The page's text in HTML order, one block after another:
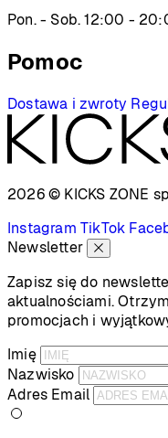
Pon. - Sob. 12:00 -
Pomoc
Dostawa i zwroty
2026 © KICKS ZONE
Instagram TikTok
Newsletter
Zapisz się do
aktualnościami.
promocjach i
Imię
Nazwisko
Adres Email